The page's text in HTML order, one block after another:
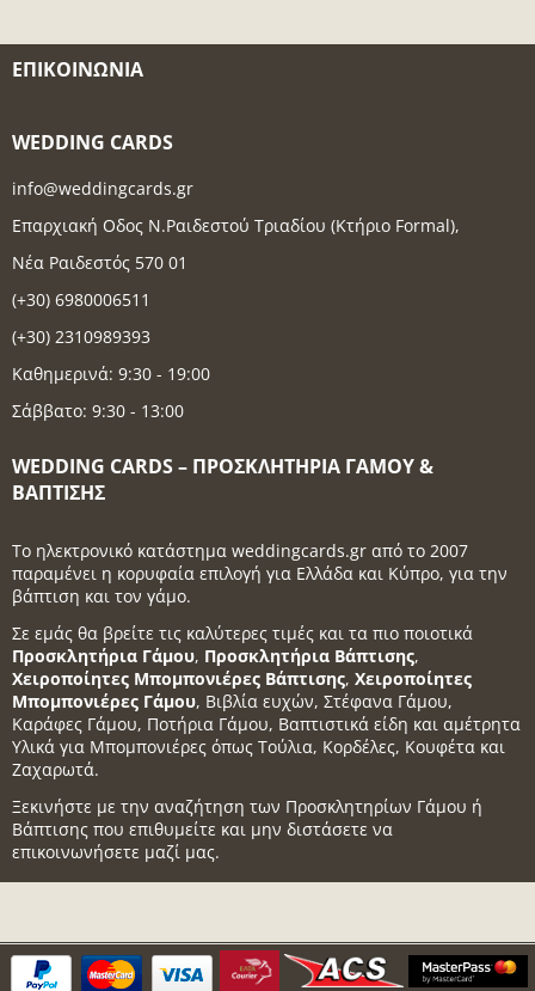
ΕΠΙΚΟΙΝΩΝΊΑ
WEDDING CARDS
info@weddingcards.gr
Επαρχιακή Οδος Ν.Ραιδεστού Τριαδίου (Κτήριο Formal),
Νέα Ραιδεστός 570 01
(+30) 6980006511
(+30) 2310989393
Καθημερινά: 9:30 - 19:00
Σάββατο: 9:30 - 13:00
WEDDING CARDS – ΠΡΟΣΚΛΗΤΉΡΙΑ ΓΆΜΟΥ &
ΒΆΠΤΙΣΗΣ
Το ηλεκτρονικό κατάστημα weddingcards.gr από το 2007
παραμένει η κορυφαία επιλογή για Ελλάδα και Κύπρο, για την
βάπτιση και τον γάμο.
Σε εμάς θα βρείτε τις καλύτερες τιμές και τα πιο ποιοτικά
Προσκλητήρια Γάμου, Προσκλητήρια Βάπτισης,
Χειροποίητες Μπομπονιέρες Βάπτισης, Χειροποίητες
Μπομπονιέρες Γάμου, Βιβλία ευχών, Στέφανα Γάμου,
Καράφες Γάμου, Ποτήρια Γάμου, Βαπτιστικά είδη και αμέτρητα
Υλικά για Μπομπονιέρες όπως Τούλια, Κορδέλες, Κουφέτα και
Ζαχαρωτά.
Ξεκινήστε με την αναζήτηση των Προσκλητηρίων Γάμου ή
Βάπτισης που επιθυμείτε και μην διστάσετε να
επικοινωνήσετε μαζί μας.